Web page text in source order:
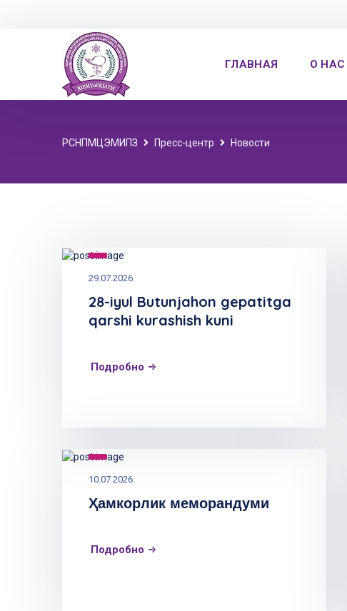
ГЛАВНАЯ О НАС
РСНПМЦЭМИПЗ Пресс-центр Новости
29.07.2026
28-iyul Butunjahon gepatitga
qarshi kurashish kuni
Подробно
10.07.2026
Ҳамкорлик меморандуми
Подробно